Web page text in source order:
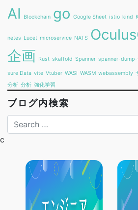
AI Blockchain go Google Sheet istio kind
netes Lucet microservice NATS
企画 Rust skaffold Spanner spanner-
sure Data vite Vtuber WASI WASM webassembly
分析 分析 強化学習
ブログ内検索
Search
c